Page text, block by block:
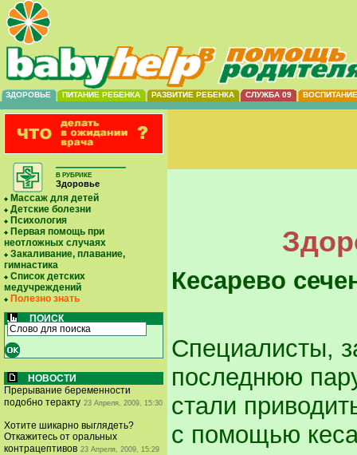
ЗДОРОВЬЕ ПИТАНИЕ РЕБЕНКА РАЗВИТИЕ РЕБЕНКА СЛУЖБА 09 ВОСПИТАНИЕ
В РУБРИКЕ
Здоровье
Массаж для детей
Детские болезни
Психология
Первая помощь при
неотложных случаях
Закаливание, плавание,
гимнастика
Список детских
медучреждений
Полезно знать
ПОИСК
НОВОСТИ
Прерывание беременности
подобно теракту 23 Апреля, 2009, 15:30
Хотите шикарно выглядеть?
Откажитесь от оральных
контрацептивов 23 Апреля, 2009, 15:29
Кесарево
Специалисты,
последнюю
стали
с помощью